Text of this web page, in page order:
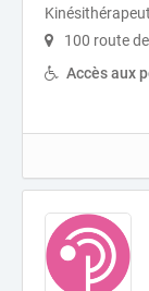
100 route
Accès aux